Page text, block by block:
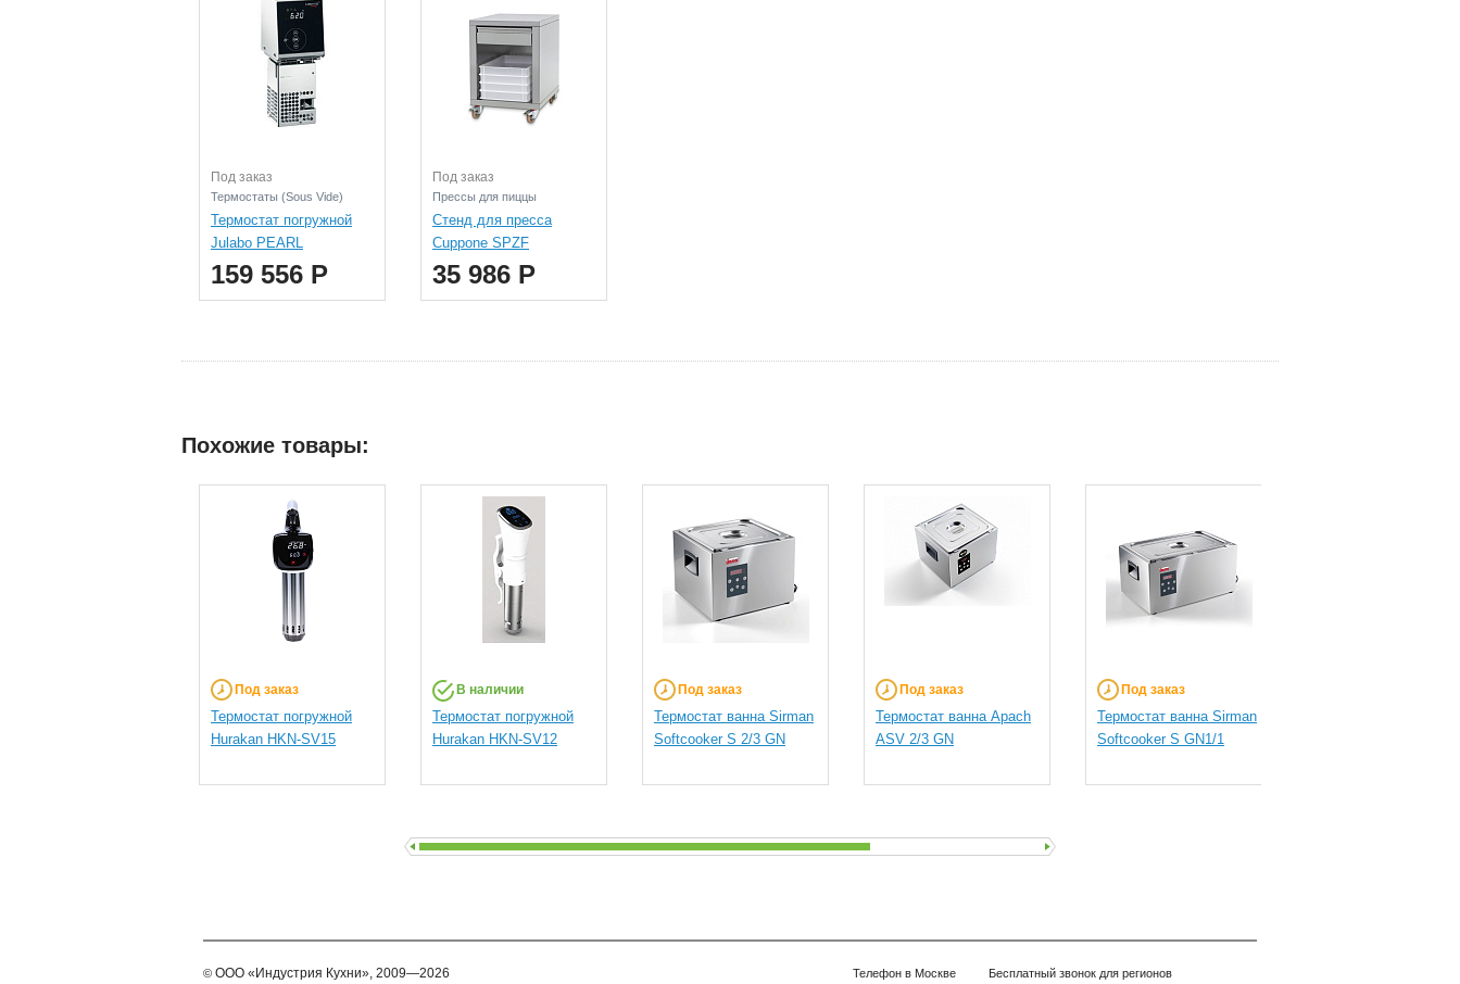
Под заказ
Термостаты (Sous Vide)
Термостат погружной
Julabo PEARL
159 556 Р
Под заказ
Прессы для пиццы
Стенд для пресса
Cuppone SPZF
35 986 Р
Похожие товары:
Под заказ
Термостат погружной
Hurakan HKN-SV15
В наличии
Термостат погружной
Hurakan HKN-SV12
Под заказ
Термостат ванна Sirman
Softcooker S 2/3 GN
Под заказ
Термостат ванна Apach
ASV 2/3 GN
Под заказ
Термостат ванна Sirman
Softcooker S GN1/1
© ООО «Индустрия Кухни», 2009—2026 Телефон в Москве Бесплатный звонок для регионов